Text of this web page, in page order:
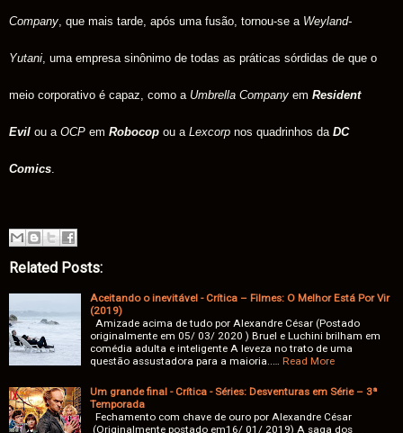
Company , que mais tarde, após uma fusão, tornou-se a Weyland-
Yutani , uma empresa sinônimo de todas as práticas sórdidas de que o
meio corporativo é capaz, como a Umbrella Company em Resident
Evil ou a OCP em Robocop ou a Lexcorp nos quadrinhos da DC
Comics
Related Posts:
Aceitando o inevitável - Crítica – Filmes: O Melhor Está Por Vir
(2019)
Amizade acima de tudo por Alexandre César (Postado
originalmente em 05/ 03/ 2020 ) Bruel e Luchini brilham em
comédia adulta e inteligente A leveza no trato de uma
questão assustadora para a maioria..… Read More
Um grande final - Crítica - Séries: Desventuras em Série – 3ª
Temporada
Fechamento com chave de ouro por Alexandre César
(Originalmente postado em16/ 01/ 2019) A saga dos